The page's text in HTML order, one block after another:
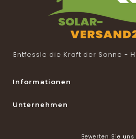
Entfessle die Kraft der Sonne -
Informationen
Unternehmen
Bewerten Sie